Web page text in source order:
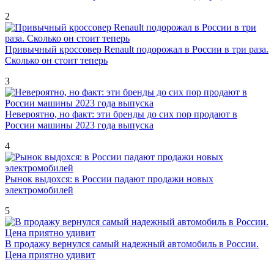
2
Привычный кроссовер Renault подорожал в России в три раза.
Сколько он стоит теперь
3
Невероятно, но факт: эти бренды до сих пор продают в
России машины 2023 года выпуска
4
Рынок выдохся: в России падают продажи новых
электромобилей
5
В продажу вернулся самый надежный автомобиль в России.
Цена приятно удивит